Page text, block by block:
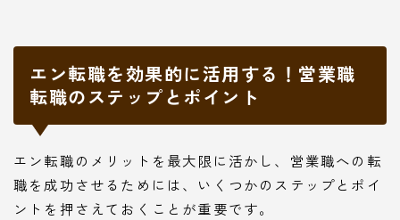
エン転職を効果的に活用する！営業職
転職のステップとポイント
エン転職のメリットを最大限に活かし、営業職への転
職を成功させるためには、いくつかのステップとポイ
ントを押さえておくことが重要です。